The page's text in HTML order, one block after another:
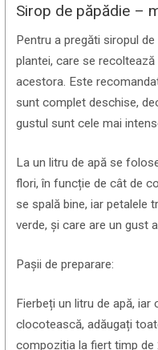
Sirop de păpădie –
Pentru a pregăti siropul
plantei, care se
acestora. Este
sunt complet deschise,
gustul sunt cele mai
La un litru de apă se
flori, în funcție de cât de
se spală bine, iar petalele
verde, și care are un gust
Pașii de preparare:
Fierbeți un litru de apă,
clocotească, adăugați
compoziția la fiert timp de